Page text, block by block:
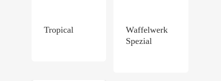
Tropical
Waffelwerk
Spezial